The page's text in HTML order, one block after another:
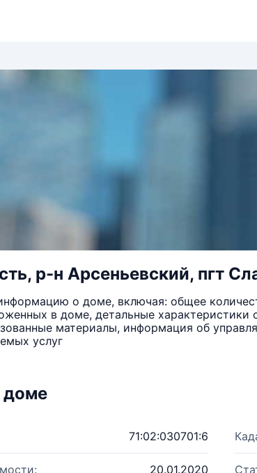
р-н Арсеньевский, пгт
о доме, включая: общее
в доме, детальные характеристики
материалы, информация об
услуг
71:02:030701:6
20.01.2020